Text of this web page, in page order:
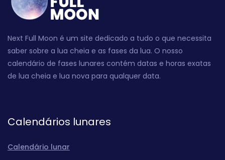
Next Full Moon é um site dedicado a tudo o que necessita
saber sobre a lua cheia e as fases da lua. O nosso
calendário de fases lunares contém datas e horas exatas
de lua cheia e lua nova para qualquer data.
Calendários lunares
Calendário lunar